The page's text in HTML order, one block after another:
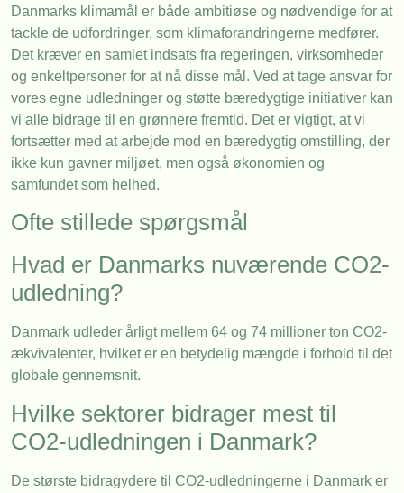
Danmarks klimamål er både ambitiøse og nødvendige for at
tackle de udfordringer, som klimaforandringerne medfører.
Det kræver en samlet indsats fra regeringen, virksomheder
og enkeltpersoner for at nå disse mål. Ved at tage ansvar for
vores egne udledninger og støtte bæredygtige initiativer kan
vi alle bidrage til en grønnere fremtid. Det er vigtigt, at vi
fortsætter med at arbejde mod en bæredygtig omstilling, der
ikke kun gavner miljøet, men også økonomien og
samfundet som helhed.
Ofte stillede spørgsmål
Hvad er Danmarks nuværende CO2-
udledning?
Danmark udleder årligt mellem 64 og 74 millioner ton CO2-
ækvivalenter, hvilket er en betydelig mængde i forhold til det
globale gennemsnit.
Hvilke sektorer bidrager mest til
CO2-udledningen i Danmark?
De største bidragydere til CO2-udledningerne i Danmark er